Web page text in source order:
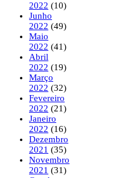
2022 (10)
Junho
2022 (49)
Maio
2022 (41)
Abril
2022 (19)
Março
2022 (32)
Fevereiro
2022 (21)
Janeiro
2022 (16)
Dezembro
2021 (35)
Novembro
2021 (31)